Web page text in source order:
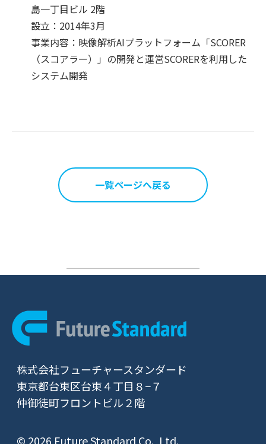
島一丁目ビル 2階
設立：2014年3月
事業内容：映像解析AIプラットフォーム「SCORER
（スコアラー）」の開発と運営SCORERを利用した
システム開発
一覧ページへ戻る
株式会社フューチャースタンダード
東京都台東区台東４丁目８−７
仲御徒町フロントビル２階
© 2026 Future Standard Co., Ltd.